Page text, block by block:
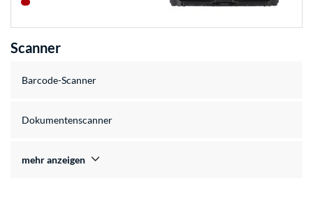
Scanner
Barcode-Scanner
Dokumentenscanner
mehr anzeigen